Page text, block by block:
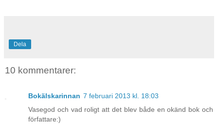
Dela
10 kommentarer:
Bokälskarinnan 7 februari 2013 kl. 18:03
Vasegod och vad roligt att det blev både en okänd bok och
författare:)